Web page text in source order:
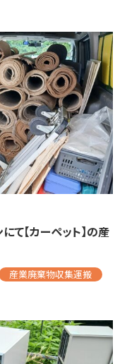
【カーペット】の産
産業廃棄物収集運搬